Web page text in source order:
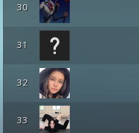
30
31
32
33